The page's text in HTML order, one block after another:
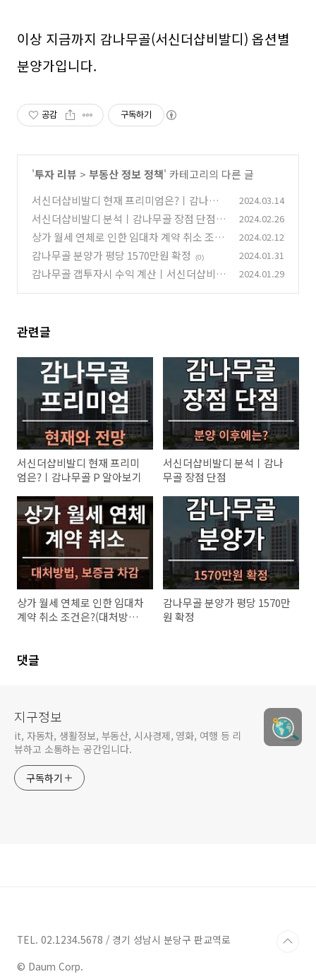
이상 지금까지 감나무골(서신더샵비발디) 옵션별
분양가입니다.
공감 구독하기
'투자 리뷰 > 부동산 정보 정책' 카테고리의 다른 글
서신더샵비발디 현재 프리미엄은?ㅣ감나무
골 P 알아보기
(0)
2024.03.14
서신더샵비발디 분석ㅣ감나무골 장점 단점
(0)
2024.02.26
상가 월세 연체로 인한 임대차 계약 취소 조건
은?(대처방법, 보증금 차감)
(1)
2024.02.12
감나무골 분양가 평당 1570만원 확정 (0) 2024.01.31
감나무골 갭투자시 수익 계산ㅣ서신더샵비발
2024.01.29
관련글
서신더샵비발디 현재 프리미
엄은?ㅣ감나무골 P 알아보기
서신더샵비발디 분석ㅣ감나
무골 장점 단점
상가 월세 연체로 인한 임대차
계약 취소 조건은?(대처방법,
감나무골 분양가 평당 1570만
원 확정
댓글
지구정보
it, 자동차, 생활정보, 부동산, 시사경제, 영화, 여행 등 리
뷰하고 소통하는 공간입니다.
구독하기
TEL. 02.1234.5678 / 경기 성남시 분당구 판교역로
© Daum Corp.